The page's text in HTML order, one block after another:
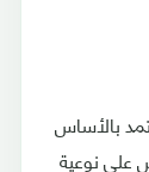
بالأساس
على نوعية